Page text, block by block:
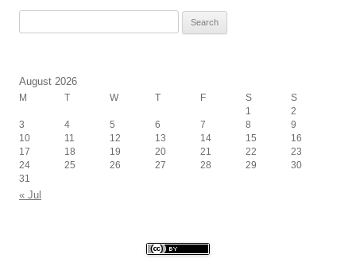
August 2026
M W F S
S
1
2
3
4 5 6 7 8
9
10
11 12 13 14 15
16
17
18 19 20 21 22
23
24
25 26 27 28 29
30
31
« Jul